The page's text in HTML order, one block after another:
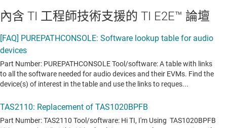
內含 TI 工程師技術支援的 TI E2E™ 論壇